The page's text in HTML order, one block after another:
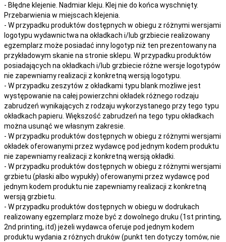
- Błędne klejenie. Nadmiar kleju. Klej nie do końca wyschnięty.
Przebarwienia w miejscach klejenia.
- W przypadku produktów dostępnych w obiegu z różnymi wersjami
logotypu wydawnictwa na okładkach i/lub grzbiecie realizowany
egzemplarz może posiadać inny logotyp niż ten prezentowany na
przykładowym skanie na stronie sklepu. W przypadku produktów
posiadających na okładkach i/lub grzbiecie różne wersje logotypów
nie zapewniamy realizacji z konkretną wersją logotypu.
- W przypadku zeszytów z okładkami typu blank możliwe jest
występowanie na całej powierzchni okładek różnego rodzaju
zabrudzeń wynikających z rodzaju wykorzystanego przy tego typu
okładkach papieru. Większość zabrudzeń na tego typu okładkach
można usunąć we własnym zakresie.
- W przypadku produktów dostępnych w obiegu z różnymi wersjami
okładek oferowanymi przez wydawcę pod jednym kodem produktu
nie zapewniamy realizacji z konkretną wersją okładki.
- W przypadku produktów dostępnych w obiegu z różnymi wersjami
grzbietu (płaski albo wypukły) oferowanymi przez wydawcę pod
jednym kodem produktu nie zapewniamy realizacji z konkretną
wersją grzbietu.
- W przypadku produktów dostępnych w obiegu w dodrukach
realizowany egzemplarz może być z dowolnego druku (1st printing,
2nd printing, itd) jeżeli wydawca oferuje pod jednym kodem
produktu wydania z różnych druków (punkt ten dotyczy tomów, nie